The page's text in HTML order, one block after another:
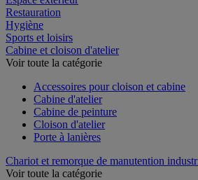
Restauration
Hygiène
Sports et loisirs
Cabine et cloison d'atelier
Voir toute la catégorie
Accessoires pour cloison et cabine
Cabine d'atelier
Cabine de peinture
Cloison d'atelier
Porte à lanières
Chariot et remorque de manutention
Voir toute la catégorie